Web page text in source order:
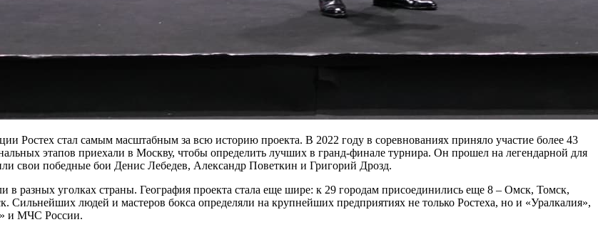
Ростех стал самым масштабным за всю историю проекта. В 2022 году в соревнованиях приняло участие более 43
этапов приехали в Москву, чтобы определить лучших в гранд-финале турнира. Он прошел на легендарной для
свои победные бои Денис Лебедев, Александр Поветкин и Григорий Дрозд.
в разных уголках страны. География проекта стала еще шире: к 29 городам присоединились еще 8 – Омск, Томск,
людей и мастеров бокса определяли на крупнейших предприятиях не только Ростеха, но и «Уралкалия»,
и МЧС России.